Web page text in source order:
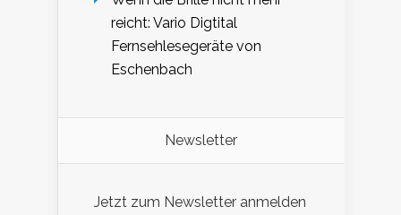
reicht: Vario Digtital
Fernsehlesegeräte von
Eschenbach
Newsletter
Jetzt zum Newsletter anmelden